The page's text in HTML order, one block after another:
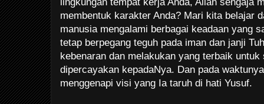
membentuk karakter Anda? Mari kita belajar
manusia mengalami berbagai keadaan yang
tetap berpegang teguh pada iman dan janji
kebenaran dan melakukan yang terbaik
dipercayakan kepadaNya. Dan pada
menggenapi visi yang Ia taruh di hati Yusuf.